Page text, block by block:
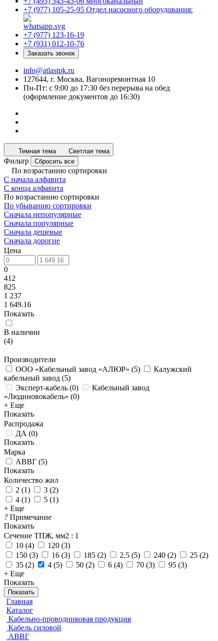
+7 (977) 105-25-95 Отдел насосного оборудования:
+7 (977) 123-16-19
+7 (931) 012-10-76
Заказать звонок
info@atlastpk.ru
127644, г. Москва, Вагоноремонтная 10
Пн-Пт: с 9:00 до 17:30 без перерыва на обед
(оформление документов до 16:30)
Темная тема Светлая тема
Фильтр Сбросить все
По возрастанию сортировки
С начала алфавита
С конца алфавита
По возрастанию сортировки
По убыванию сортировки
Сначала непопулярные
Сначала популярные
Сначала дешевые
Сначала дорогие
Цена
0
412
825
1 237
1 649.16
Показать
В наличии
(4)
Производители
ООО «Кабельный завод «АЛЮР» (5)
Калужский
кабельный завод (5)
Эксперт-кабель (0)
Кабельный завод
«Людиновокабель» (0)
+ Еще
Показать
Распродажа
ДА (0)
Показать
Марка
АВВГ (5)
Показать
Количество жил
2 (1) 3 (2)
4 (1) 5 (1)
+ Еще
? Примечание
Показать
Сечение ТПЖ, мм2 : 1
10 (4) 120 (3)
150 (3) 16 (3) 185 (2) 2.5 (5) 240 (2) 25 (2)
35 (2) 4 (5) 50 (2) 6 (4) 70 (3) 95 (3)
+ Еще
Показать
Показать
Главная
Каталог
Кабельно-проводниковая продукция
Кабель силовой
АВВГ